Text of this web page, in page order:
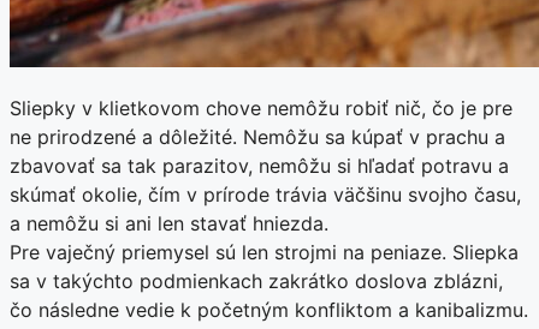
Sliepky v klietkovom chove nemôžu robiť nič, čo je pre
ne prirodzené a dôležité. Nemôžu sa kúpať v prachu a
zbavovať sa tak parazitov, nemôžu si hľadať potravu a
skúmať okolie, čím v prírode trávia väčšinu svojho času,
a nemôžu si ani len stavať hniezda.
Pre vaječný priemysel sú len strojmi na peniaze. Sliepka
sa v takýchto podmienkach zakrátko doslova zblázni,
čo následne vedie k početným konfliktom a kanibalizmu.